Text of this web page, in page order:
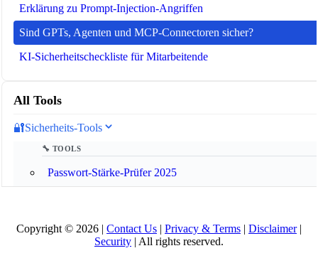
Erklärung zu Prompt-Injection-Angriffen
Sind GPTs, Agenten und MCP-Connectoren sicher?
KI-Sicherheitscheckliste für Mitarbeitende
All Tools
🔐Sicherheits-Tools
🔧 TOOLS
Passwort-Stärke-Prüfer 2025
XKCD Passphrase Generator 2025
Copyright © 2026 | Contact Us | Privacy & Terms | Disclaimer|
Security | All rights reserved.